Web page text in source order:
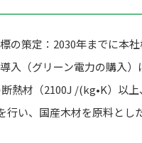
の策定：2030年までに本
入（グリーン電力の購入）
熱材（2100J /(kg•K）以
い、国産木材を原料とし